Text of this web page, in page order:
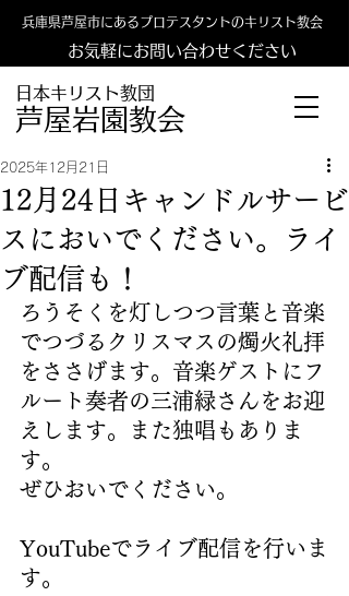
日本キリスト教団
​​芦屋岩園教会
兵庫県芦屋市にあるプロテスタントのキリスト教会
お気軽にお問い合わせください
12月24日キャンドルサービ
スにおいでください。ライ
ブ配信も！
2025年12月21日
ろうそくを灯しつつ言葉と音楽
でつづるクリスマスの燭火礼拝
をささげます。音楽ゲストにフ
ルート奏者の三浦緑さんをお迎
えします。また独唱もありま
す。
ぜひおいでください。
YouTubeでライブ配信を行いま
す。